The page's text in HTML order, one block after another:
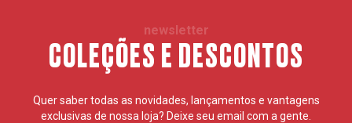
newsletter
COLEÇÕES E DESCONTOS
Quer saber todas as novidades, lançamentos e vantagens
exclusivas de nossa loja? Deixe seu email com a gente.